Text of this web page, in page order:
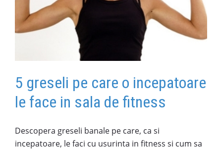
5 greseli pe care o incepatoare
le face in sala de fitness
Descopera greseli banale pe care, ca si
incepatoare, le faci cu usurinta in fitness si cum sa